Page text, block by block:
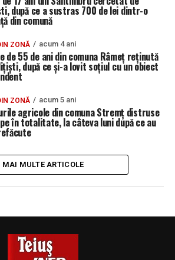
după ce a sustras 700 de lei dintr-o
din comună
ZONĂ acum 4 ani
de 55 de ani din comuna Râmeț reținută
după ce și-a lovit soțiul cu un obiect
ZONĂ acum 5 ani
agricole din comuna Stremț distruse
în totalitate, la câteva luni după ce au
MAI MULTE ARTICOLE